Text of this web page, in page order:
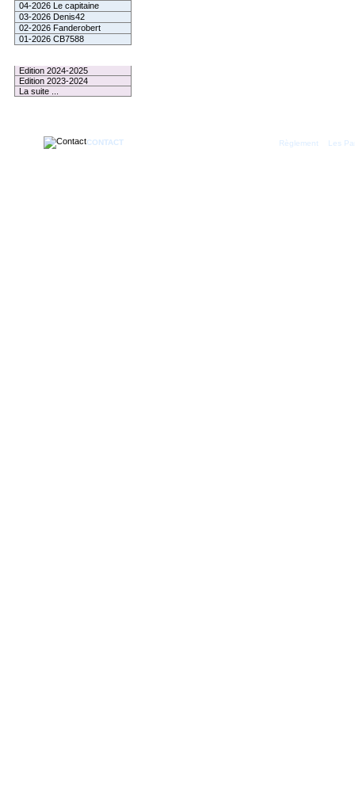
04-2026 Le capitaine
03-2026 Denis42
02-2026 Fanderobert
01-2026 CB7588
Edition 2024-2025
Edition 2023-2024
La suite ...
CONTACT Règlement Les